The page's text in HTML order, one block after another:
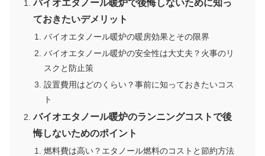
バイオエタノール暖炉で後悔しないために知っ
ておきたいデメリット
バイオエタノール暖炉の暖房効果とその限界
バイオエタノール暖炉の安全性は大丈夫？火事のリ
スクと防止策
設置費用はどのくらい？事前に知っておきたいコス
ト
バイオエタノール暖炉のランニングコストで後
悔しないためのポイント
燃料費は高い？エタノール燃料のコストと節約方法